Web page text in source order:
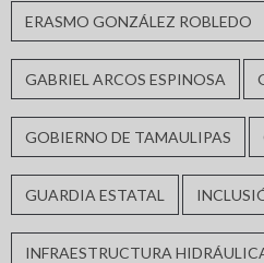
ERASMO GONZÁLEZ ROBLEDO
GABRIEL ARCOS ESPINOSA
GOBIERNO DE TAMAULIPAS
GUARDIA ESTATAL
INFRAESTRUCTURA